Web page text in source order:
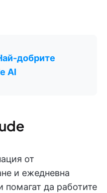
добрите
AI
от
и ежедневна
помагат да работите